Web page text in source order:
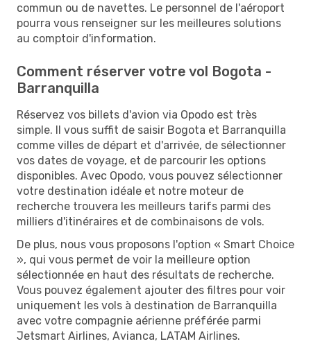
commun ou de navettes. Le personnel de l'aéroport
pourra vous renseigner sur les meilleures solutions
au comptoir d'information.
Comment réserver votre vol Bogota -
Barranquilla
Réservez vos billets d'avion via Opodo est très
simple. Il vous suffit de saisir Bogota et Barranquilla
comme villes de départ et d'arrivée, de sélectionner
vos dates de voyage, et de parcourir les options
disponibles. Avec Opodo, vous pouvez sélectionner
votre destination idéale et notre moteur de
recherche trouvera les meilleurs tarifs parmi des
milliers d'itinéraires et de combinaisons de vols.
De plus, nous vous proposons l'option « Smart Choice
», qui vous permet de voir la meilleure option
sélectionnée en haut des résultats de recherche.
Vous pouvez également ajouter des filtres pour voir
uniquement les vols à destination de Barranquilla
avec votre compagnie aérienne préférée parmi
Jetsmart Airlines, Avianca, LATAM Airlines.